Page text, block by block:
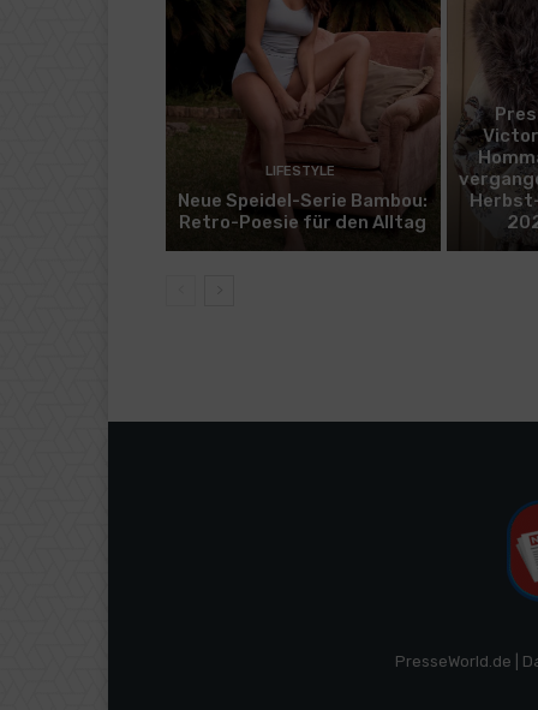
LIFESTYLE
Neue Speidel-Serie Bambou:
Retro-Poesie für den Alltag
PresseWorld.de |